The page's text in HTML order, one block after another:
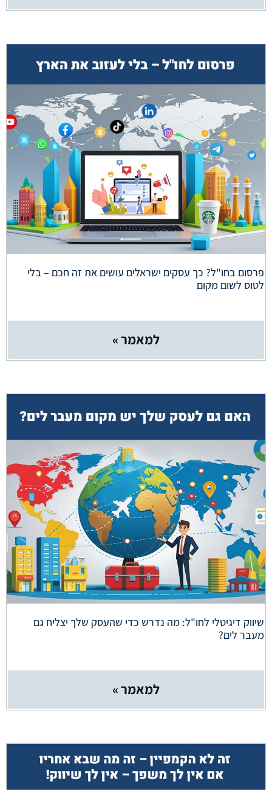
פרסום בחו"ל? כך עסקים ישראלים עושים את זה חכם – בלי
לטוס לשום מקום
למאמר »
שיווק דיגיטלי לחו"ל: מה נדרש כדי שהעסק שלך יצליח גם
מעבר לים?
למאמר »